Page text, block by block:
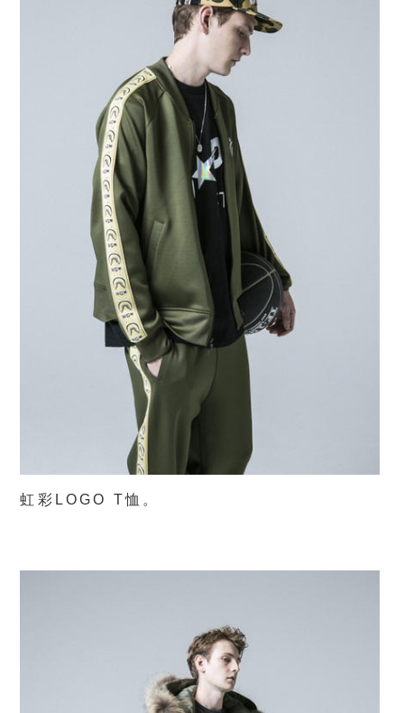
虹彩LOGO T恤。